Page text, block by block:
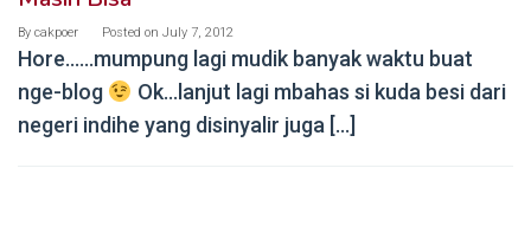
By cakpoer Posted on July 7, 2012
Hore……mumpung lagi mudik banyak waktu buat
nge-blog
Ok…lanjut lagi mbahas si kuda besi dari
negeri indihe yang disinyalir juga […]